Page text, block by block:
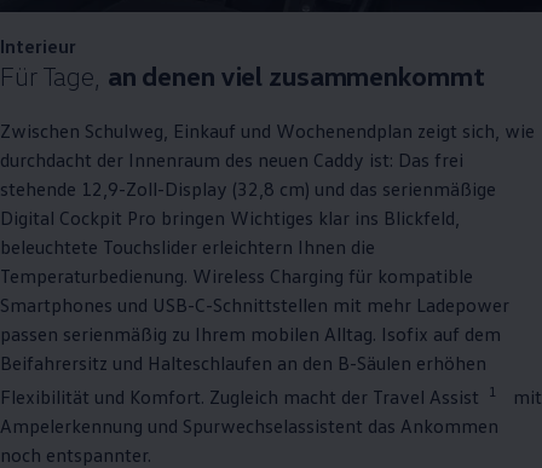
Interieur
Für Tage, an denen viel zusammenkommt
Zwischen Schulweg, Einkauf und Wochenendplan zeigt sich, wie
durchdacht der Innenraum des neuen Caddy ist: Das frei
stehende 12,9-Zoll-Display (32,8 cm) und das serienmäßige
Digital Cockpit Pro bringen Wichtiges klar ins Blickfeld,
beleuchtete Touchslider erleichtern Ihnen die
Temperaturbedienung. Wireless Charging für kompatible
Smartphones und USB-C-Schnittstellen mit mehr Ladepower
passen serienmäßig zu Ihrem mobilen Alltag. Isofix auf dem
Beifahrersitz und Halteschlaufen an den B-Säulen erhöhen
Flexibilität und Komfort. Zugleich macht der Travel Assist
1
mit
Ampelerkennung und Spurwechselassistent das Ankommen
noch entspannter.